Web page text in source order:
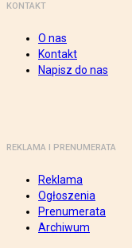
KONTAKT
O nas
Kontakt
Napisz do nas
REKLAMA I PRENUMERATA
Reklama
Ogłoszenia
Prenumerata
Archiwum